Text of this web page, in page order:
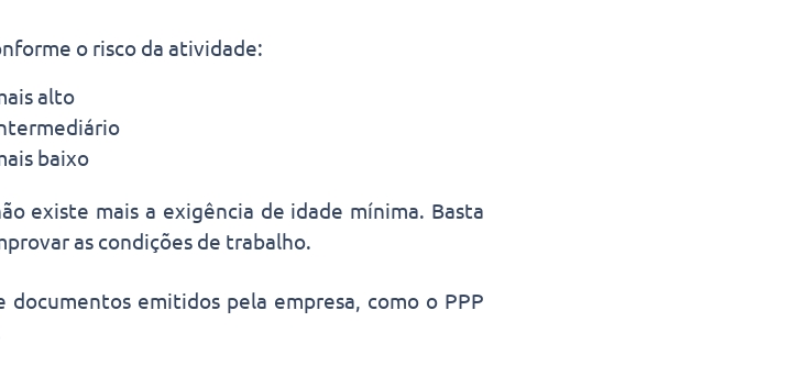
o risco da atividade:
alto
baixo
existe mais a exigência de idade mínima. Basta
as condições de trabalho.
emitidos pela empresa, como o PPP